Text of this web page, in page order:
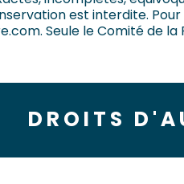
est interdite.
. Seule le Comité de
DROITS